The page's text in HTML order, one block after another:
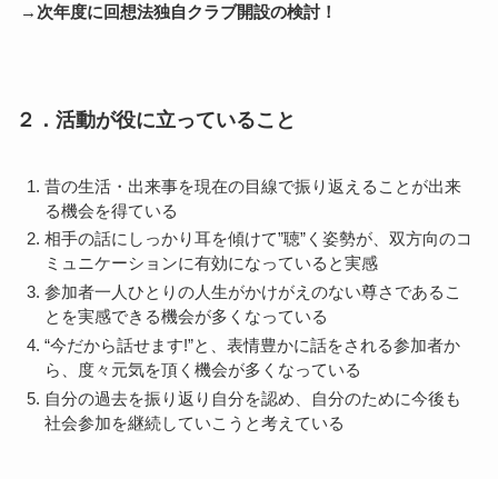
→次年度に回想法独自クラブ開設の検討！
２．活動が役に立っていること
昔の生活・出来事を現在の目線で振り返えることが出来
る機会を得ている
相手の話にしっかり耳を傾けて”聴”く姿勢が、双方向のコ
ミュニケーションに有効になっていると実感
参加者一人ひとりの人生がかけがえのない尊さであるこ
とを実感できる機会が多くなっている
“今だから話せます!”と、表情豊かに話をされる参加者か
ら、度々元気を頂く機会が多くなっている
自分の過去を振り返り自分を認め、自分のために今後も
社会参加を継続していこうと考えている